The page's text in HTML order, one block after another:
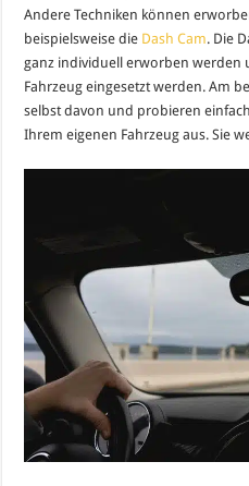
Andere Techniken können
beispielsweise die Dash Cam. Die
ganz individuell erworben werden
Fahrzeug eingesetzt werden. Am
selbst davon und probieren
Ihrem eigenen Fahrzeug aus. Sie